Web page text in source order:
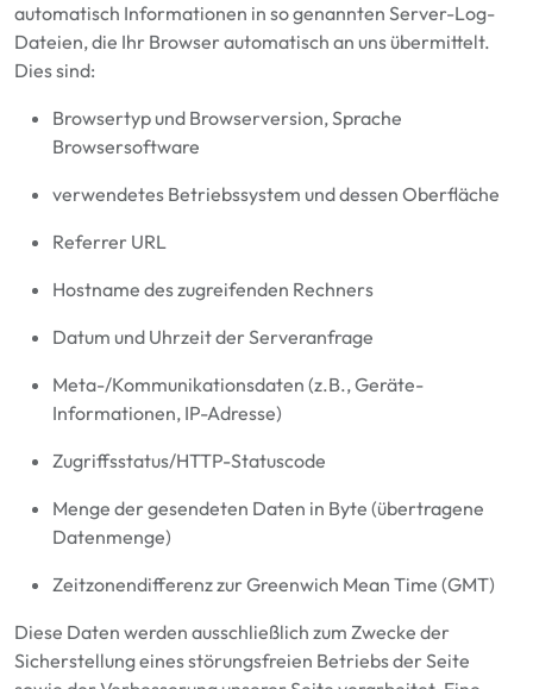
automatisch Informationen in so genannten Server-Log-
Dateien, die Ihr Browser automatisch an uns übermittelt.
Dies sind:
Browsertyp und Browserversion, Sprache
Browsersoftware
verwendetes Betriebssystem und dessen Oberfläche
Referrer URL
Hostname des zugreifenden Rechners
Datum und Uhrzeit der Serveranfrage
Meta-/Kommunikationsdaten (z.B., Geräte-
Informationen, IP-Adresse)
Zugriffsstatus/HTTP-Statuscode
Menge der gesendeten Daten in Byte (übertragene
Datenmenge)
Zeitzonendifferenz zur Greenwich Mean Time (GMT)
Diese Daten werden ausschließlich zum Zwecke der
Sicherstellung eines störungsfreien Betriebs der Seite